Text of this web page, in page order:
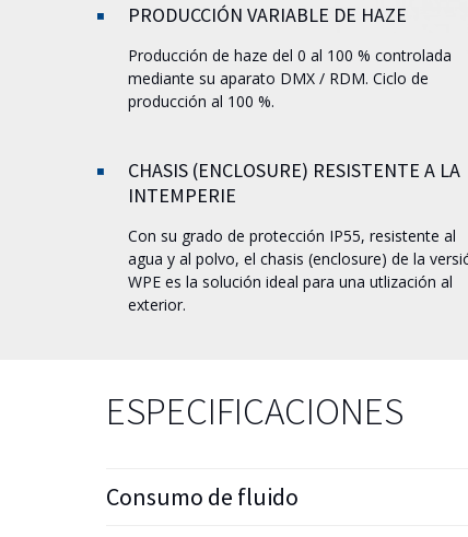
PRODUCCIÓN VARIABLE DE HAZE
Producción de haze del 0 al 100 % controlada
mediante su aparato DMX / RDM. Ciclo de
producción al 100 %.
CHASIS (ENCLOSURE) RESISTENTE A LA
INTEMPERIE
Con su grado de protección IP55, resistente al
agua y al polvo, el chasis (enclosure) de la
WPE es la solución ideal para una utlización al
exterior.
ESPECIFICACIONES
Consumo de fluido